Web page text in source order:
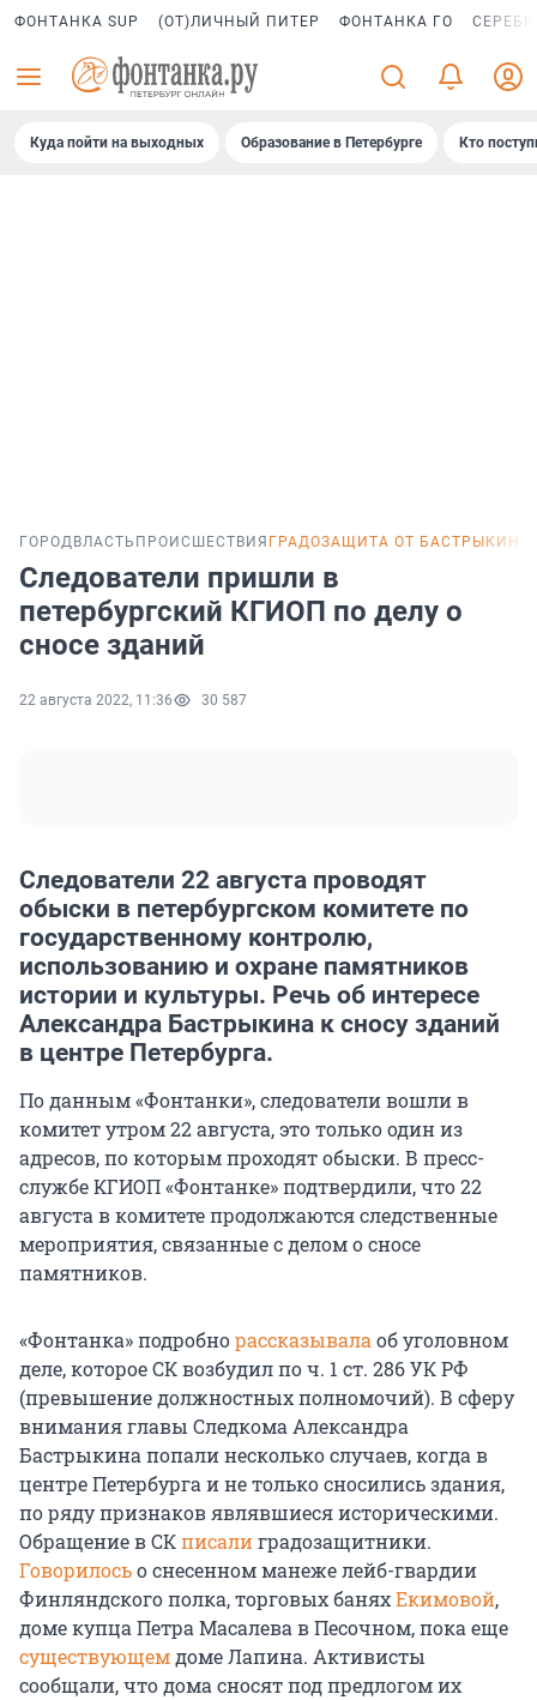
ФОНТАНКА SUP (ОТ)ЛИЧНЫЙ ПИТЕР ФОНТАНКА ГО
Куда пойти на выходных Образование в Петербурге Кто
ГОРОД ВЛАСТЬ ПРОИСШЕСТВИЯ ГРАДОЗАЩИТА ОТ БАСТРЫКИНА
Следователи пришли в
петербургский КГИОП по делу о
сносе зданий
22 августа 2022, 11:36 30 587
Следователи 22 августа проводят
обыски в петербургском комитете по
государственному контролю,
использованию и охране памятников
истории и культуры. Речь об интересе
Александра Бастрыкина к сносу зданий
в центре Петербурга.
По данным «Фонтанки», следователи вошли в
комитет утром 22 августа, это только один из
адресов, по которым проходят обыски. В пресс-
службе КГИОП «Фонтанке» подтвердили, что 22
августа в комитете продолжаются следственные
мероприятия, связанные с делом о сносе
памятников.
«Фонтанка» подробнорассказывала об уголовном
деле, которое СК возбудил по ч. 1 ст. 286 УК РФ
(превышение должностных полномочий). В сферу
внимания главы Следкома Александра
Бастрыкина попали несколько случаев, когда в
центре Петербурга и не только сносились здания,
по ряду признаков являвшиеся историческими.
Обращение в СКписалиградозащитники.
Говорилосьо снесенном манеже лейб-гвардии
Финляндского полка, торговых баняхЕкимовой,
доме купца Петра Масалева в Песочном, пока еще
существующемдоме Лапина. Активисты
сообщали, что дома сносят под предлогом их